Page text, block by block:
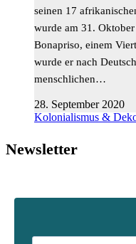
seinen 17
wurde am 31.
Bonapriso, einem
wurde er nach
menschlichen…
28. September 2020
Kolonialismus &
Newsletter